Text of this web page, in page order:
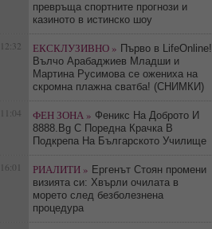
превръща спортните прогнози и
казиното в истинско шоу
12:32 ЕКСКЛУЗИВНО » Първо в LifeOnline!
Вълчо Арабаджиев Младши и
Мартина Русимова сe oжениха на
скромна плажна сватба! (СНИМКИ)
11:04 ФЕН ЗОНА » Феникс На Доброто И
8888.Bg С Поредна Крачка В
Подкрепа На Българското Училище
16:01 РИАЛИТИ » Ергенът Стоян промени
визията си: Хвърли очилата в
морето след безболезнена
процедура